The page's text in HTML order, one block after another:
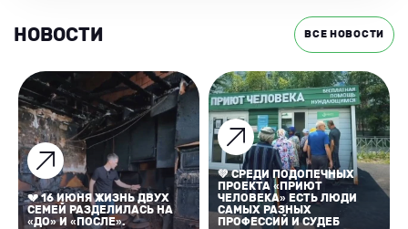
НОВОСТИ ВСЕ НОВОСТИ
💔 16 ИЮНЯ ЖИЗНЬ ДВУХ
СЕМЕЙ РАЗДЕЛИЛАСЬ НА
«ДО» И «ПОСЛЕ».
💚 СРЕДИ ПОДОПЕЧНЫХ
ПРОЕКТА «ПРИЮТ
ЧЕЛОВЕКА» ЕСТЬ ЛЮДИ
САМЫХ РАЗНЫХ
ПРОФЕССИЙ И СУДЕБ